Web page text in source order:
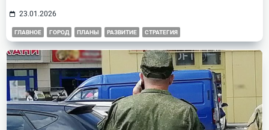
23.01.2026
ГЛАВНОЕ ГОРОД ПЛАНЫ РАЗВИТИЕ СТРАТЕГИЯ